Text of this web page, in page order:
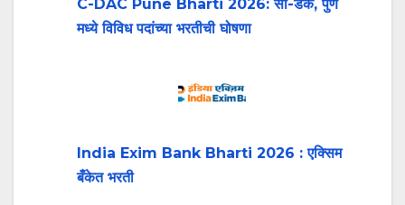
C-DAC Pune Bharti 2026: सी-डॅक, पुणे
मध्ये विविध पदांच्या भरतीची घोषणा
India Exim Bank Bharti 2026 : एक्सिम
बँकेत भरती